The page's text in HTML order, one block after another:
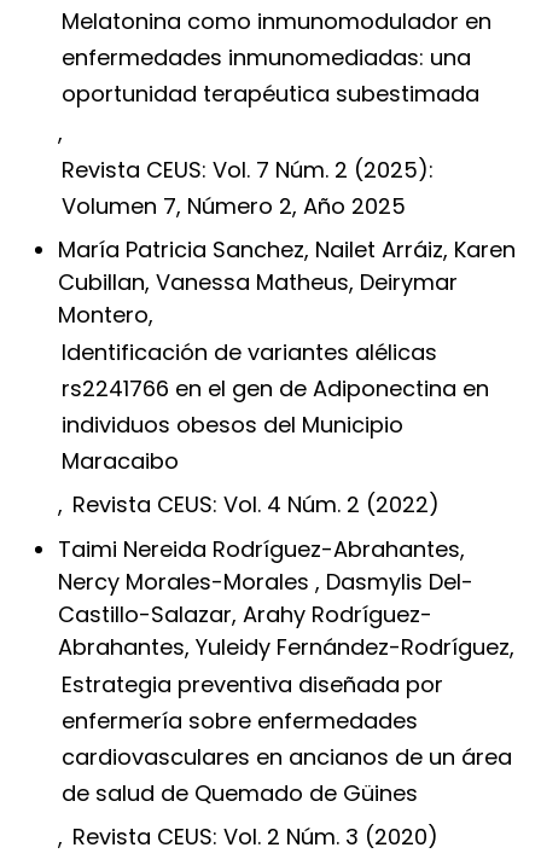
Melatonina como inmunomodulador en
enfermedades inmunomediadas: una
oportunidad terapéutica subestimada
,
Revista CEUS: Vol. 7 Núm. 2 (2025):
Volumen 7, Número 2, Año 2025
María Patricia Sanchez, Nailet Arráiz, Karen
Cubillan, Vanessa Matheus, Deirymar
Montero,
Identificación de variantes alélicas
rs2241766 en el gen de Adiponectina en
individuos obesos del Municipio
Maracaibo
, Revista CEUS: Vol. 4 Núm. 2 (2022)
Taimi Nereida Rodríguez-Abrahantes,
Nercy Morales-Morales , Dasmylis Del-
Castillo-Salazar, Arahy Rodríguez-
Abrahantes, Yuleidy Fernández-Rodríguez,
Estrategia preventiva diseñada por
enfermería sobre enfermedades
cardiovasculares en ancianos de un área
de salud de Quemado de Güines
, Revista CEUS: Vol. 2 Núm. 3 (2020)